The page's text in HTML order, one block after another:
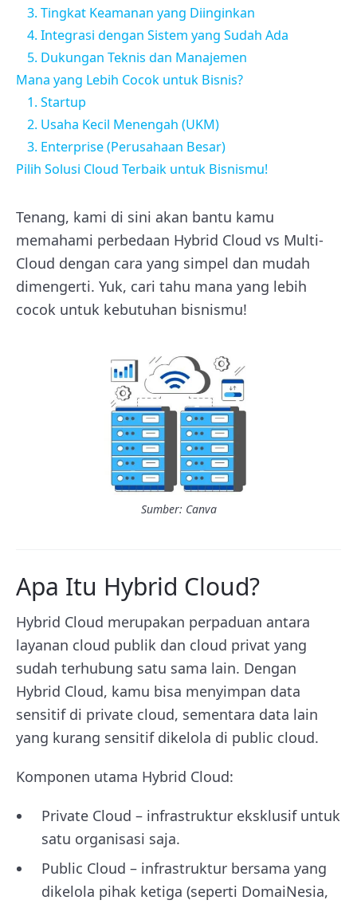
3. Tingkat Keamanan yang Diinginkan
4. Integrasi dengan Sistem yang Sudah Ada
5. Dukungan Teknis dan Manajemen
Mana yang Lebih Cocok untuk Bisnis?
1. Startup
2. Usaha Kecil Menengah (UKM)
3. Enterprise (Perusahaan Besar)
Pilih Solusi Cloud Terbaik untuk Bisnismu!
Tenang, kami di sini akan bantu kamu
memahami perbedaan Hybrid Cloud vs Multi-
Cloud dengan cara yang simpel dan mudah
dimengerti. Yuk, cari tahu mana yang lebih
cocok untuk kebutuhan bisnismu!
Sumber: Canva
Apa Itu Hybrid Cloud?
Hybrid Cloud merupakan perpaduan antara
layanan cloud publik dan cloud privat yang
sudah terhubung satu sama lain. Dengan
Hybrid Cloud, kamu bisa menyimpan data
sensitif di private cloud, sementara data lain
yang kurang sensitif dikelola di public cloud.
Komponen utama Hybrid Cloud:
Private Cloud – infrastruktur eksklusif untuk
satu organisasi saja.
Public Cloud – infrastruktur bersama yang
dikelola pihak ketiga (seperti DomaiNesia,